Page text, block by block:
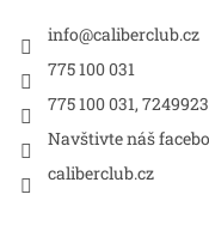
info@caliberclub.cz
775 100 031
775 100 031,
Navštivte náš
caliberclub.cz